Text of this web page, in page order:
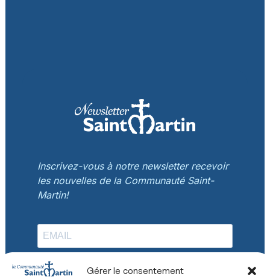
Gérer le consentement
Inscrivez-vous à notre newsletter recevoir
les nouvelles de la Communauté Saint-
Martin!